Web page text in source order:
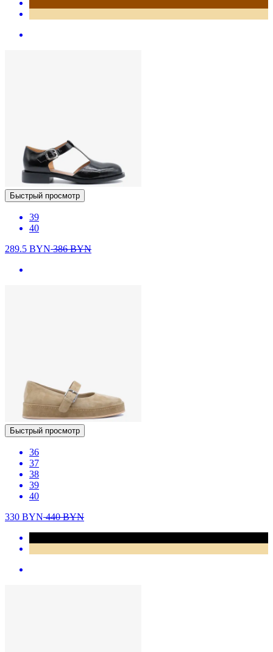
Быстрый просмотр
39
40
289.5 BYN386BYN
Быстрый просмотр
36
37
38
39
40
330 BYN440BYN